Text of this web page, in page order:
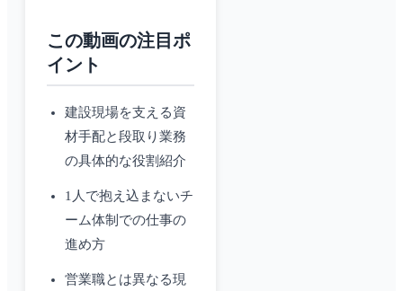
この動画の注目ポ
イント
建設現場を支える資
材手配と段取り業務
の具体的な役割紹介
1人で抱え込まないチ
ーム体制での仕事の
進め方
営業職とは異なる現